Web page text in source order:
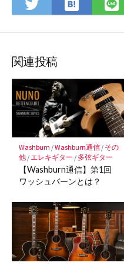
Twitter
で
ア
て
ク
マ
ー
ク
に
保
存
関連投稿
Washburn /Washburn通信/ その
他/エレキギター / 多弦ギター
【Washburn通信】第1回
ワッシュバーンとは？